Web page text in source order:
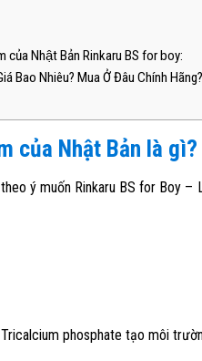
Nhật Bản Rinkaru BS for boy:
Bao Nhiêu? Mua Ở Đâu Chính Hãng?
của Nhật Bản là gì?
ý muốn Rinkaru BS for Boy
phosphate tạo môi